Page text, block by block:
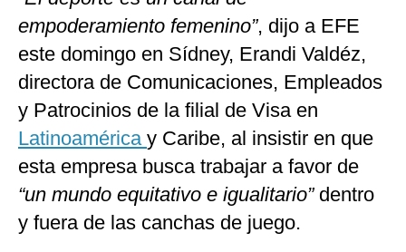
empoderamiento femenino”, dijo a EFE
este domingo en Sídney, Erandi Valdéz,
directora de Comunicaciones, Empleados
y Patrocinios de la filial de Visa en
Latinoamérica y Caribe, al insistir en que
esta empresa busca trabajar a favor de
“un mundo equitativo e igualitario”dentro
y fuera de las canchas de juego.